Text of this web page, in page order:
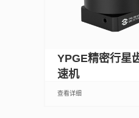
YPGE精密行星
速机
查看详细